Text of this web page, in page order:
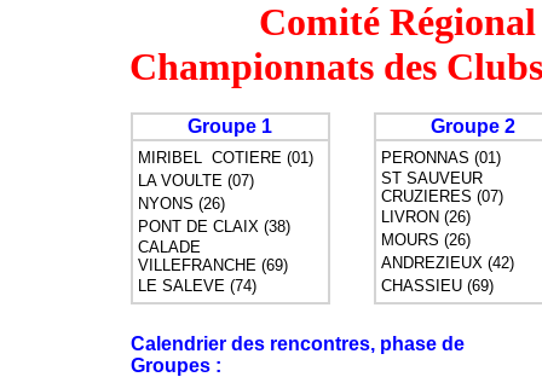
Comité
Championnats des
Groupe 1
MIRIBEL COTIERE (01)
LA VOULTE (07)
NYONS (26)
PONT DE CLAIX (38)
CALADE
VILLEFRANCHE (69)
LE SALEVE (74)
Groupe 2
PERONNAS (01)
ST SAUVEUR
CRUZIERES (07)
LIVRON (26)
MOURS (26)
ANDREZIEUX (42)
CHASSIEU (69)
Calendrier des rencontres, phase de
Groupes :